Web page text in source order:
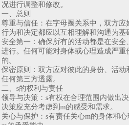
况进行调整和修改。
一、总则
尊重与信任：在字母圈关系中，双方
行为和决定都应以互相理解和沟通为基
安全第一：确保所有的活动都是在安
进行。任何可能对身体或心理造成严重
的。
保密原则：双方应对彼此的身份、活动
任何第三方透露。
二、s的权利与责任
领导与决策：s有权在合理范围内做出
决策应充分考虑到m的感受和需求。
关心与保护：s有责任关心m的身体和